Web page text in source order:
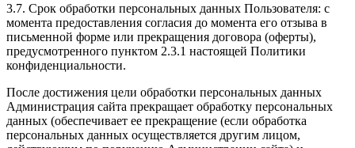
3.7. Срок обработки персональных данных Пользователя: с
момента предоставления согласия до момента его отзыва в
письменной форме или прекращения договора (оферты),
предусмотренного пунктом 2.3.1 настоящей Политики
конфиденциальности.
После достижения цели обработки персональных данных
Администрация сайта прекращает обработку персональных
данных (обеспечивает ее прекращение (если обработка
персональных данных осуществляется другим лицом,